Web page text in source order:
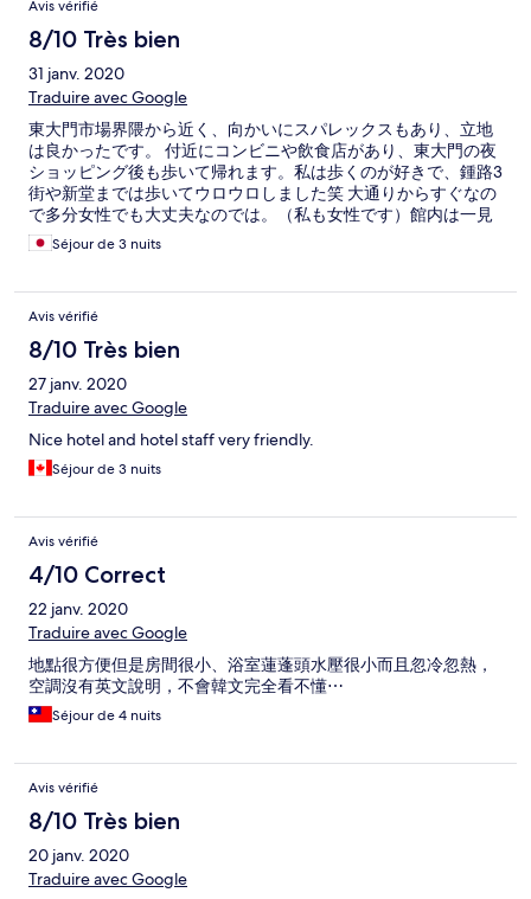
Avis vérifié
8/10 Très bien
31 janv. 2020
Traduire avec Google
東大門市場界隈から近く、向かいにスパレックスもあり、立地
は良かったです。 付近にコンビニや飲食店があり、東大門の夜
ショッピング後も歩いて帰れます。私は歩くのが好きで、鍾路3
街や新堂までは歩いてウロウロしました笑 大通りからすぐなの
で多分女性でも大丈夫なのでは。（私も女性です）館内は一見
綺麗です。 部屋はシンプルで、真冬でしたがオンドルは無いけ
ど、館内が空調で暖かく一定に保たれて、問題ありません。 11
備え付けの、壁に付いてるシャンプー、リンス、ボディソープ
以外は何も無いので御持参下さい。 ハブラシ、ハブラシ用のコ
ップ、スティックコーヒー類、部屋着、セキュリティボック
ス、バスタブ、全て無いです。 楽しみに泊まるというより、価
格と利便性が良いです。割り切れる方なら是非！特徴は素直に
書きましたが、使い勝手の良いホテルでした！また利用すると
ったです。
Séjour de 3 nuits
Avis vérifié
8/10 Très bien
27 janv. 2020
Traduire avec Google
Nice hotel and hotel staff very friendly.
Séjour de 3 nuits
Avis vérifié
4/10 Correct
22 janv. 2020
Traduire avec Google
地點很方便但是房間很小、浴室蓮蓬頭水壓很小而且忽冷忽熱，
空調沒有英文說明，不會韓文完全看不懂⋯
Séjour de 4 nuits
Avis vérifié
8/10 Très bien
20 janv. 2020
Traduire avec Google